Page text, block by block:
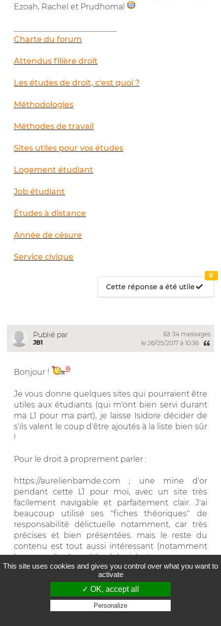
Ezoah, Rachel et Prudhomal
Charte du forum
Attendus filière droit
Les études de droit, c'est quoi ?
Méthodologies
Méthodes de travail
Sites utiles pour vos études
Logement étudiant
Job étudiant
Études à distance
Année de césure
Service civique
Cette réponse a été utile
0
Publié par
JB1
34 messages
le 26/05/2017 à 10:36
Bonjour !
Je vous donne quelques sites qui pourraient être
utiles aux étudiants (qui m'ont bien servi durant
ma L1 pour ma part), je laisse Isidore décider de
s'ils valent le coup d'être ajoutés à la liste bien sûr
!
Pour le droit à proprement parler :
https://aurelienbamde.com ; une mine d'or
pendant cette L1 pour moi, avec un site très
facilement navigable et parfaitement clair. J'ai
beaucoup utilisé ses "fiches théoriques" de
responsabilité délictuelle notamment, car très
précises et bien présentées. mais le reste du
contenu est tout aussi intéressant (notamment
les conseils de méthodologie) et ne concerne
pas que les L1. Ce n'est pas un site exhaustif, mais
sur les sujets abordés il est d'une aide précieuse.
Ensuite, je me permets de joindre quelques sites
This site uses cookies and gives you control over what you want to
activate
✓ OK, accept all
Personalize